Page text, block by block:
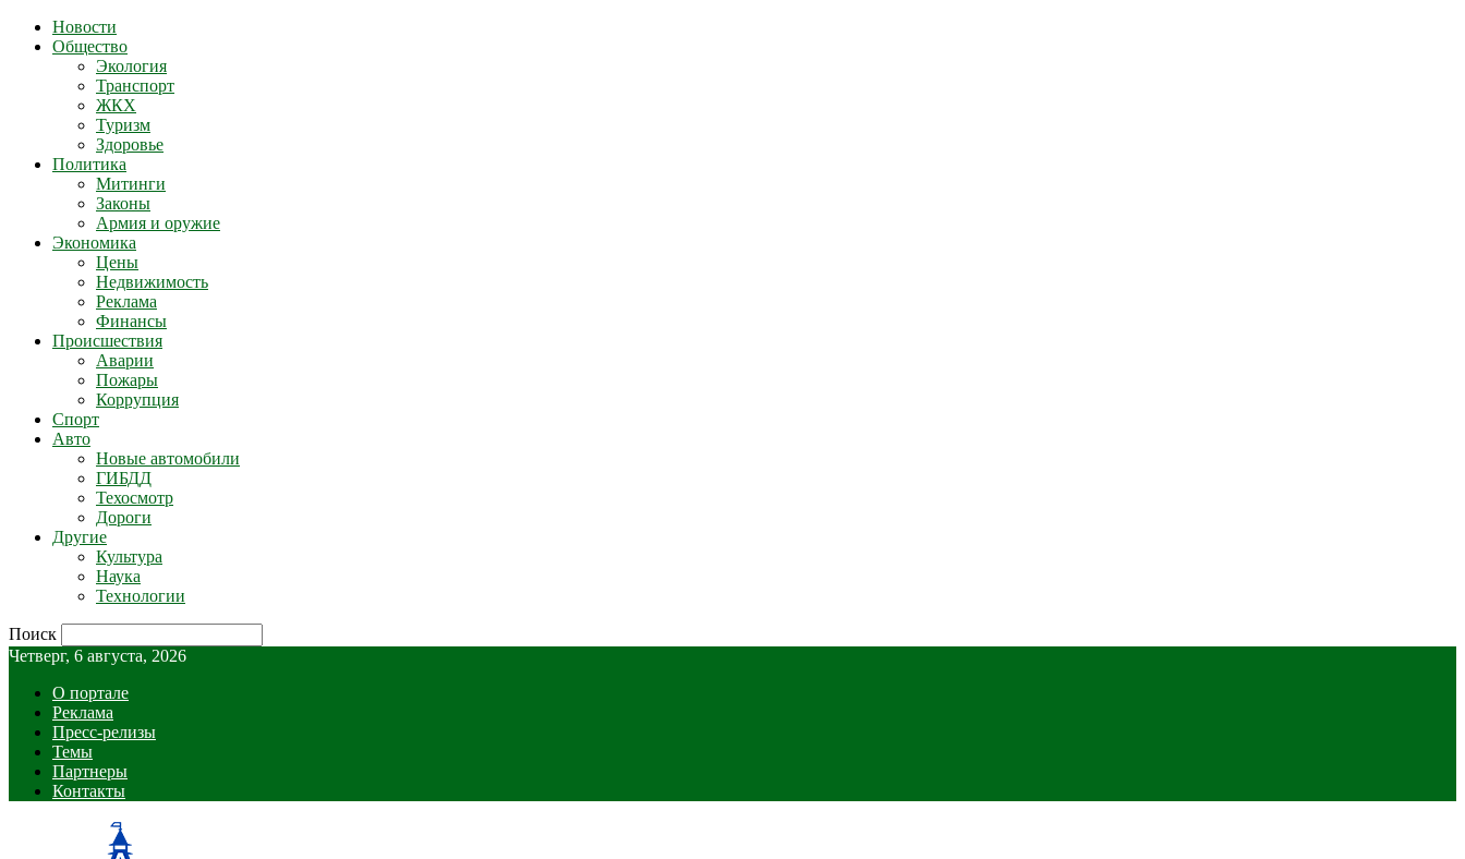
Новости
Общество
Экология
Транспорт
ЖКХ
Туризм
Здоровье
Политика
Митинги
Законы
Армия и оружие
Экономика
Цены
Недвижимость
Реклама
Финансы
Происшествия
Аварии
Пожары
Коррупция
Спорт
Авто
Новые автомобили
ГИБДД
Техосмотр
Дороги
Другие
Культура
Наука
Технологии
Поиск
Четверг, 6 августа, 2026
О портале
Реклама
Пресс-релизы
Темы
Партнеры
Контакты